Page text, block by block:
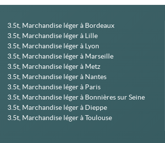
3.5t, Marchandise léger à Bordeaux
3.5t, Marchandise léger à Lille
3.5t, Marchandise léger à Lyon
3.5t, Marchandise léger à Marseille
3.5t, Marchandise léger à Metz
3.5t, Marchandise léger à Nantes
3.5t, Marchandise léger à Paris
3.5t, Marchandise léger à Bonnières sur Seine
3.5t, Marchandise léger à Dieppe
3.5t, Marchandise léger à Toulouse